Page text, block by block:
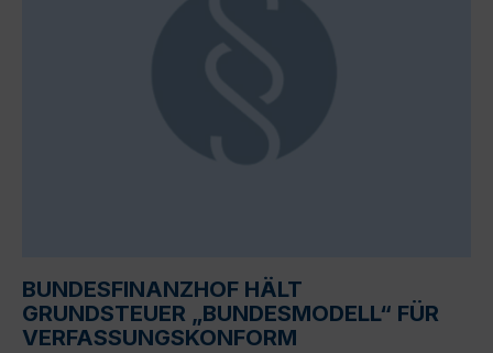
BUNDESFINANZHOF HÄLT
GRUNDSTEUER „BUNDESMODELL“ FÜR
VERFASSUNGSKONFORM